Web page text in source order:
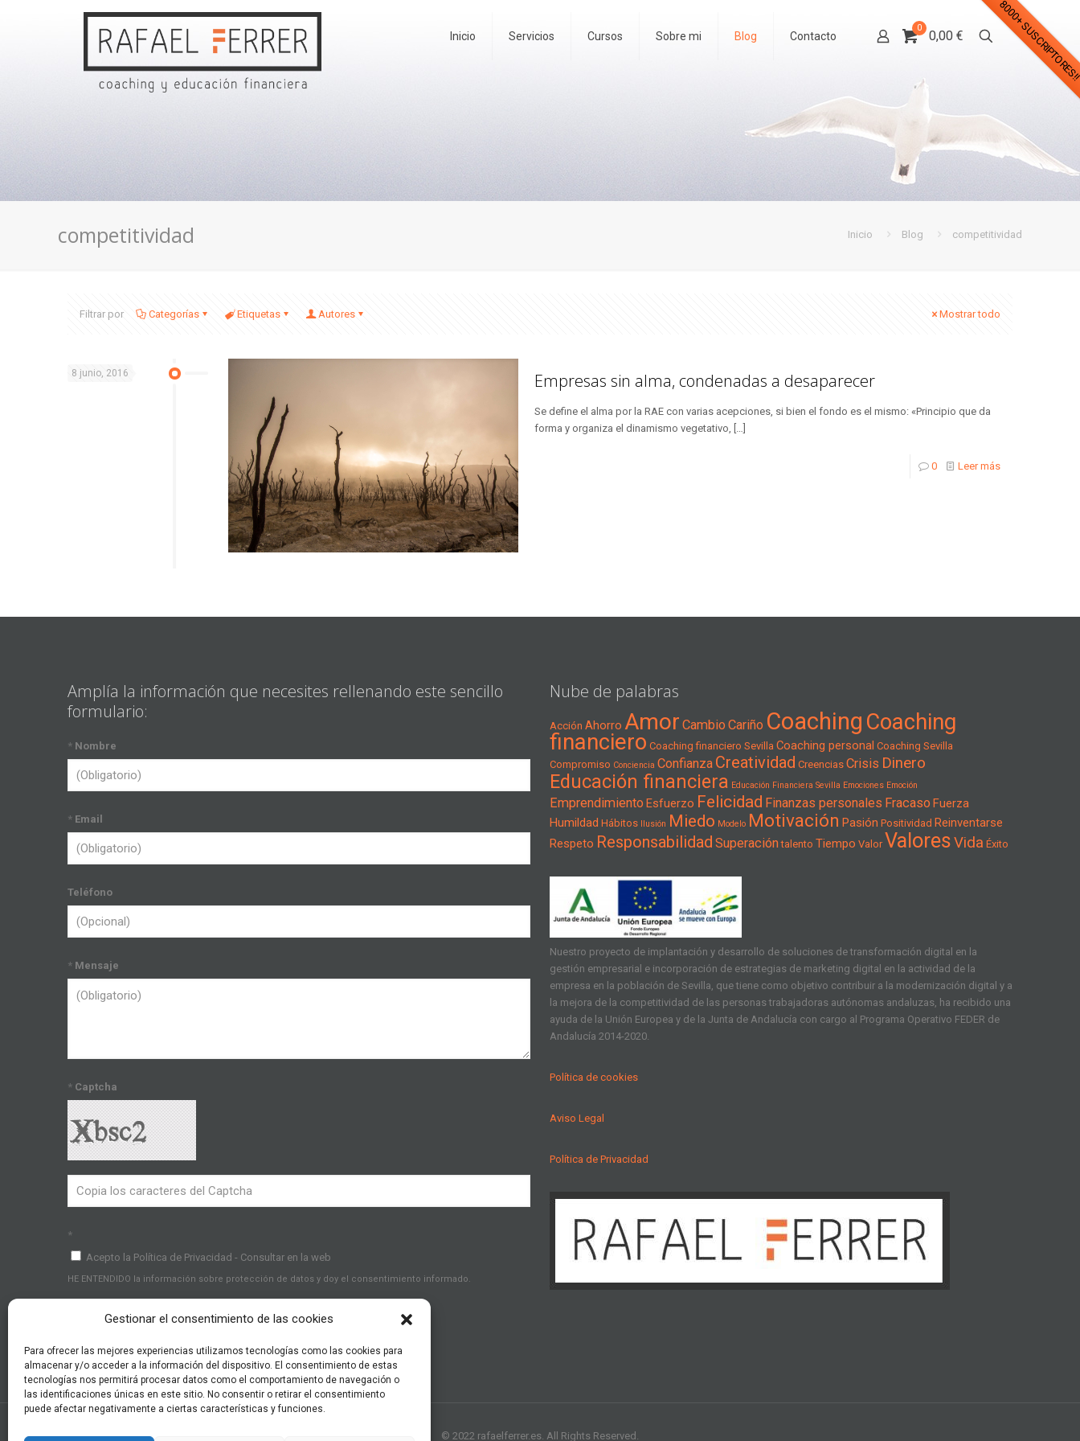
Gestionar el consentimiento de las cookies
Para ofrecer las mejores experiencias utilizamos tecnologías como las cookies para
almacenar y/o acceder a la información del dispositivo. El consentimiento de estas
tecnologías nos permitirá procesar datos como el comportamiento de navegación o
las identificaciones únicas en este sitio. No consentir o retirar el consentimiento
puede afectar negativamente a ciertas características y funciones.
8000+
Inicio Servicios Cursos Sobre mi Blog Contacto
0
0,00 €
competitividad Inicio Blog competitividad
Filtrar por Categorías Etiquetas Autores Mostrar todo
8 junio, 2016 Empresas sin alma, condenadas a desaparecer
Se define el alma por la RAE con varias acepciones, si bien el fondo es el mismo: «Principio que da
forma y organiza el dinamismo vegetativo, […]
0 Leer más
Amplía la información que necesites rellenando este sencillo
formulario:
* Nombre
* Email
Teléfono
* Mensaje
* Captcha
*
Acepto la Política de Privacidad - Consultar en la web
HE ENTENDIDO la información sobre protección de datos y doy el consentimiento informado.
Nube de palabras
Acción Ahorro Amor Cambio Cariño Coaching Coaching
financiero Coaching financiero Sevilla Coaching personal Coaching Sevilla
Compromiso Conciencia Confianza Creatividad Creencias Crisis Dinero
Educación financiera Educación Financiera Sevilla Emociones Emoción
Emprendimiento Esfuerzo Felicidad Finanzas personales Fracaso Fuerza
Humildad Hábitos Ilusión Miedo Modelo Motivación Pasión Positividad Reinventarse
Respeto Responsabilidad Superación talento Tiempo Valor ValoresVida Éxito
Nuestro proyecto de implantación y desarrollo de soluciones de transformación digital en la
gestión empresarial e incorporación de estrategias de marketing digital en la actividad de la
empresa en la población de Sevilla, que tiene como objetivo contribuir a la modernización digital y a
la mejora de la competitividad de las personas trabajadoras autónomas andaluzas, ha recibido una
ayuda de la Unión Europea y de la Junta de Andalucía con cargo al Programa Operativo FEDER de
Andalucía 2014-2020.
Política de cookies
Aviso Legal
Política de Privacidad
© 2022 rafaelferrer.es. All Rights Reserved.